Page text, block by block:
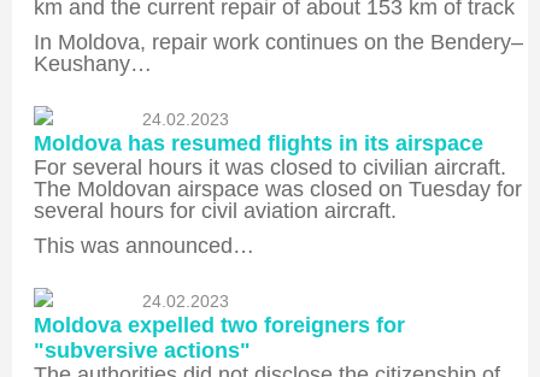
km and the current repair of about 153 km of track
In Moldova, repair work continues on the Bendery–
Keushany…
24.02.2023
Moldova has resumed flights in its airspace
For several hours it was closed to civilian aircraft.
The Moldovan airspace was closed on Tuesday for
several hours for civil aviation aircraft.
This was announced…
24.02.2023
Moldova expelled two foreigners for
"subversive actions"